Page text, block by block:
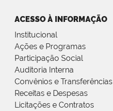
ACESSO À INFORMAÇÃO
Institucional
Ações e Programas
Participação Social
Auditoria Interna
Convênios e Transferências
Receitas e Despesas
Licitações e Contratos